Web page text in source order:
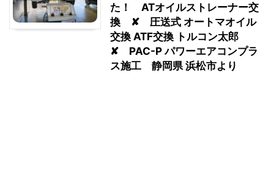
た！ ATオイルストレーナー交
換 ✘ 圧送式 オートマオイル
交換 ATF交換 トルコン太郎
✘ PAC-P パワーエアコンプラ
ス施工 静岡県 浜松市より